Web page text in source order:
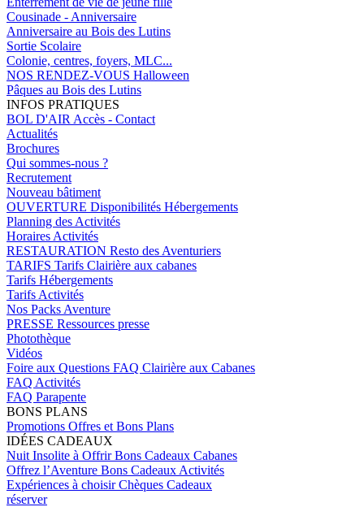
Cousinade - Anniversaire
Anniversaire au Bois des Lutins
Sortie Scolaire
Colonie, centres, foyers, MLC...
NOS RENDEZ-VOUS Halloween
Pâques au Bois des Lutins
INFOS PRATIQUES
BOL D'AIR Accès - Contact
Actualités
Brochures
Qui sommes-nous ?
Recrutement
Nouveau bâtiment
OUVERTURE Disponibilités Hébergements
Planning des Activités
Horaires Activités
RESTAURATION Resto des Aventuriers
TARIFS Tarifs Clairière aux cabanes
Tarifs Hébergements
Tarifs Activités
Nos Packs Aventure
PRESSE Ressources presse
Photothèque
Vidéos
Foire aux Questions FAQ Clairière aux Cabanes
FAQ Activités
FAQ Parapente
BONS PLANS
Promotions Offres et Bons Plans
IDÉES CADEAUX
Nuit Insolite à OffrirBons Cadeaux Cabanes
Offrez l’Aventure Bons Cadeaux Activités
Expériences à choisirChèques Cadeaux
réserver